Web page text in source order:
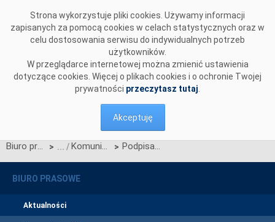
Strona wykorzystuje pliki cookies. Używamy informacji
zapisanych za pomocą cookies w celach statystycznych oraz w
celu dostosowania serwisu do indywidualnych potrzeb
użytkowników.
W przeglądarce internetowej można zmienić ustawienia
dotyczące cookies. Więcej o plikach cookies i o ochronie Twojej
prywatności przeczytasz tutaj
Akceptuję
Biuro prasowe > Komunikaty OSP > Podpisanie umowy na linię tymczasową
BIURO PRASOWE
Aktualności